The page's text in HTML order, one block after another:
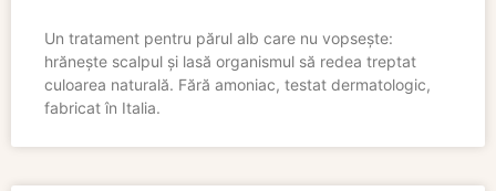
Un tratament pentru părul alb care nu vopsește:
hrănește scalpul și lasă organismul să redea treptat
culoarea naturală. Fără amoniac, testat dermatologic,
fabricat în Italia.